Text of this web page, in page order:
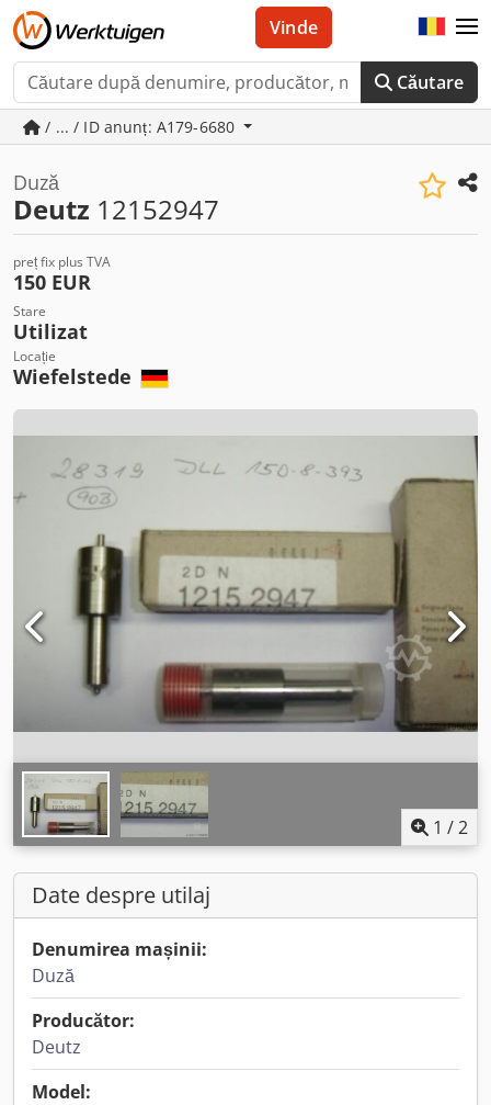
Căutare
Vinde
/ ... / ID anunț: A179-6680
Duză
Deutz 12152947
preț fix plus TVA
150 EUR
Stare
Utilizat
Locație
Wiefelstede
1 /2
Date despre utilaj
Denumirea mașinii:
Duză
Producător:
Deutz
Model: